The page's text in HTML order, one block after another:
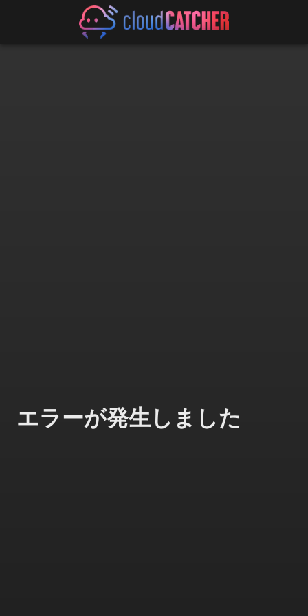
エラーが発生しました